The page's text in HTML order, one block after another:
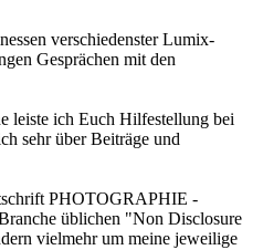
verschiedenster Lumix-
Gesprächen mit den
leiste ich Euch Hilfestellung bei
sehr über Beiträge und
PHOTOGRAPHIE -
üblichen "Non Disclosure
vielmehr um meine jeweilige